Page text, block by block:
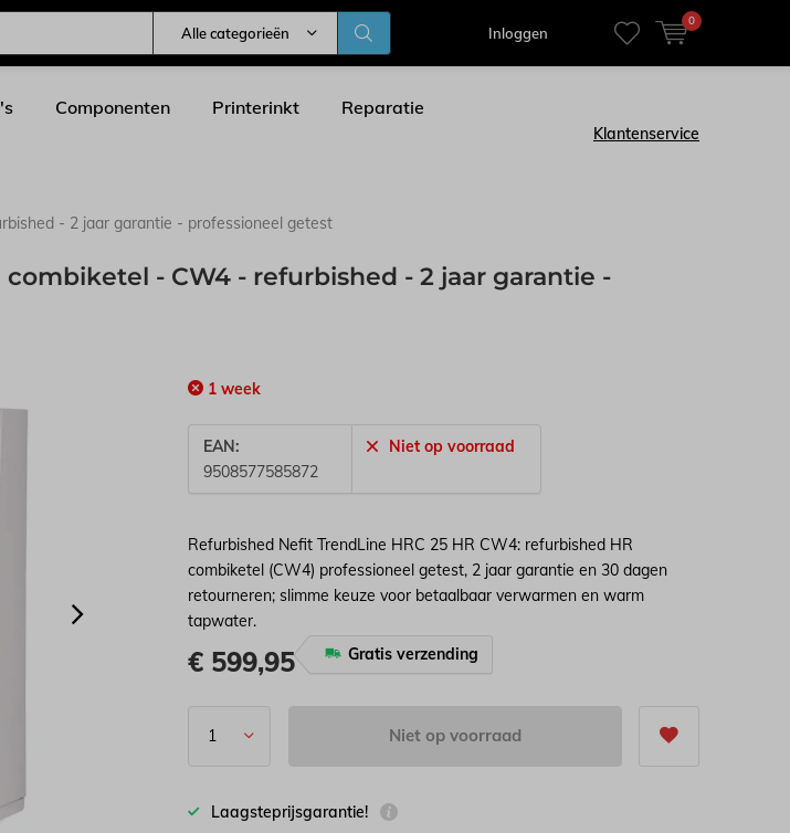
Alle categorieën Inloggen
0
Componenten Printerinkt Reparatie
Klantenservice
- 2 jaar garantie - professioneel getest
- CW4 - refurbished - 2 jaar garantie -
1 week
EAN:
9508577585872
Niet op voorraad
Refurbished Nefit TrendLine HRC 25 HR CW4: refurbished HR
combiketel (CW4) professioneel getest, 2 jaar garantie en 30 dagen
retourneren; slimme keuze voor betaalbaar verwarmen en warm
tapwater.
€ 599,95 Gratis verzending
Niet op voorraad
Laagsteprijsgarantie!